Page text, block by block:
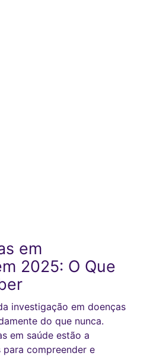
em
2025: O Que
investigação em doenças
do que nunca.
em saúde estão a
compreender e